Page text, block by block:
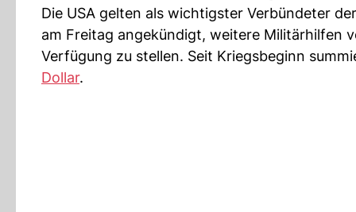
Die USA gelten als wichtigster Verbündeter
am Freitag angekündigt, weitere Militärhilfen
Verfügung zu stellen. Seit Kriegsbeginn
Dollar.